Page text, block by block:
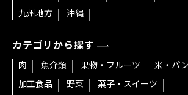
九州地方
沖縄
カテゴリから探す
肉 魚介類 果物・フルーツ
米・パン
加工食品
野菜
菓子・スイーツ